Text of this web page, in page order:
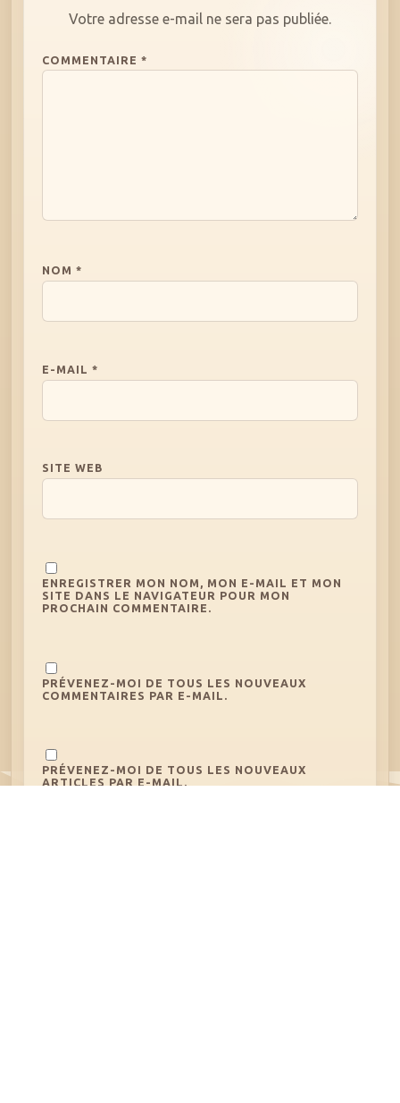
Votre adresse e-mail ne sera pas publiée.
COMMENTAIRE *
NOM *
E-MAIL *
SITE WEB
ENREGISTRER MON NOM, MON E-MAIL ET MON
SITE DANS LE NAVIGATEUR POUR MON
PROCHAIN COMMENTAIRE.
PRÉVENEZ-MOI DE TOUS LES NOUVEAUX
COMMENTAIRES PAR E-MAIL.
PRÉVENEZ-MOI DE TOUS LES NOUVEAUX
ARTICLES PAR E-MAIL.